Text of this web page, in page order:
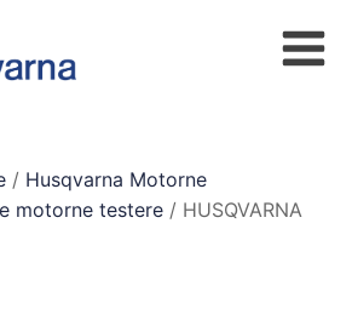
/ Husqvarna Motorne
motorne testere / HUSQVARNA